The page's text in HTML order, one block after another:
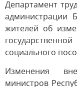
Департамент
администрации
жителей об
социального
Изменения
министров